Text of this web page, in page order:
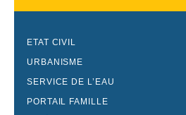
ETAT CIVIL
URBANISME
SERVICE DE L’EAU
PORTAIL FAMILLE